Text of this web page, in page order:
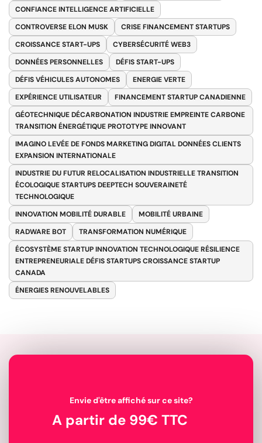
CONFIANCE INTELLIGENCE ARTIFICIELLE
CONTROVERSE ELON MUSK
CRISE FINANCEMENT STARTUPS
CROISSANCE START-UPS
CYBERSÉCURITÉ WEB3
DONNÉES PERSONNELLES
DÉFIS START-UPS
DÉFIS VÉHICULES AUTONOMES
ENERGIE VERTE
EXPÉRIENCE UTILISATEUR
FINANCEMENT STARTUP CANADIENNE
GÉOTECHNIQUE DÉCARBONATION INDUSTRIE EMPREINTE CARBONE
TRANSITION ÉNERGÉTIQUE PROTOTYPE INNOVANT
IMAGINO LEVÉE DE FONDS MARKETING DIGITAL DONNÉES CLIENTS
EXPANSION INTERNATIONALE
INDUSTRIE DU FUTUR RELOCALISATION INDUSTRIELLE TRANSITION
ÉCOLOGIQUE STARTUPS DEEPTECH SOUVERAINETÉ
TECHNOLOGIQUE
INNOVATION MOBILITÉ DURABLE
MOBILITÉ URBAINE
RADWARE BOT
TRANSFORMATION NUMÉRIQUE
ÉCOSYSTÈME STARTUP INNOVATION TECHNOLOGIQUE RÉSILIENCE
ENTREPRENEURIALE DÉFIS STARTUPS CROISSANCE STARTUP
CANADA
ÉNERGIES RENOUVELABLES
Envie d'être affiché sur ce site?
A partir de 99€ TTC